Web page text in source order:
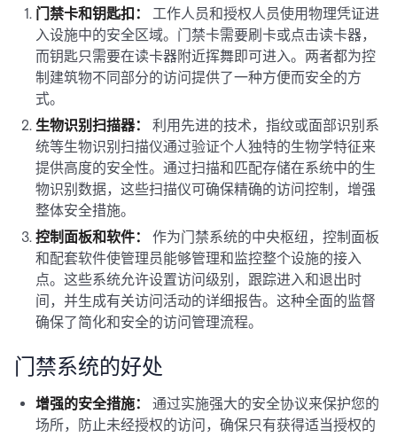
门禁卡和钥匙扣： 工作人员和授权人员使用物理凭证进
入设施中的安全区域。门禁卡需要刷卡或点击读卡器，
而钥匙只需要在读卡器附近挥舞即可进入。两者都为控
制建筑物不同部分的访问提供了一种方便而安全的方
式。
生物识别扫描器：
利用先进的技术，指纹或面部识别系
统等生物识别扫描仪通过验证个人独特的生物学特征来
提供高度的安全性。通过扫描和匹配存储在系统中的生
物识别数据，这些扫描仪可确保精确的访问控制，增强
整体安全措施。
控制面板和软件： 作为门禁系统的中央枢纽，控制面板
和配套软件使管理员能够管理和监控整个设施的接入
点。这些系统允许设置访问级别，跟踪进入和退出时
间，并生成有关访问活动的详细报告。这种全面的监督
确保了简化和安全的访问管理流程。
门禁系统的好处
增强的安全措施： 通过实施强大的安全协议来保护您的
场所，防止未经授权的访问，确保只有获得适当授权的